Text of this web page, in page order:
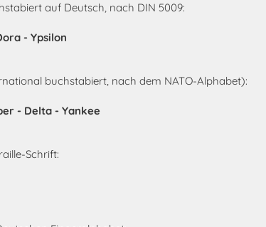
auf Deutsch, nach DIN 5009:
- Ypsilon
buchstabiert, nach dem NATO-Alphabet):
- Delta - Yankee
Schrift: